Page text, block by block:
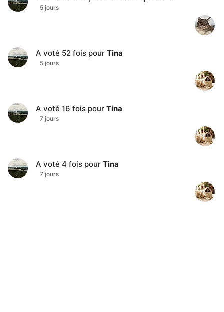
5 jours
A voté 52 fois pour Tina
5 jours
A voté 16 fois pour Tina
7 jours
A voté 4 fois pour Tina
7 jours